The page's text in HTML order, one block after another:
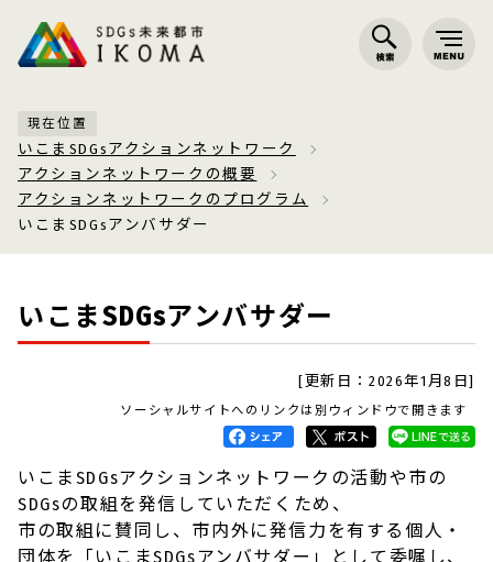
現在位置
いこまSDGsアクションネットワーク
アクションネットワークの概要
アクションネットワークのプログラム
いこまSDGsアンバサダー
いこまSDGsアンバサダー
[更新日：2026年1月8日]
ソーシャルサイトへのリンクは別ウィンドウで開きます
いこまSDGsアクションネットワークの活動や市の
SDGsの取組を発信していただくため、
市の取組に賛同し、市内外に発信力を有する個人・
団体を「いこまSDGsアンバサダー」として委嘱し、